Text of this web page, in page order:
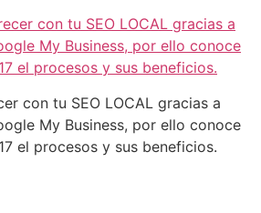
con tu SEO LOCAL gracias a
My Business, por ello conoce
el procesos y sus beneficios.